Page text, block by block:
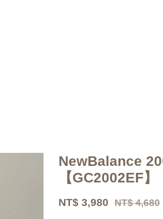
NewBalance
【GC2002EF】
NT$ 3,980 NT$ 4,680